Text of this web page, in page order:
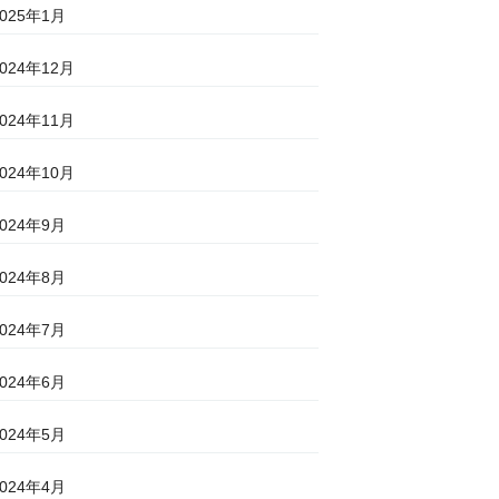
年1月
年12月
年11月
年10月
年9月
年8月
年7月
年6月
年5月
年4月